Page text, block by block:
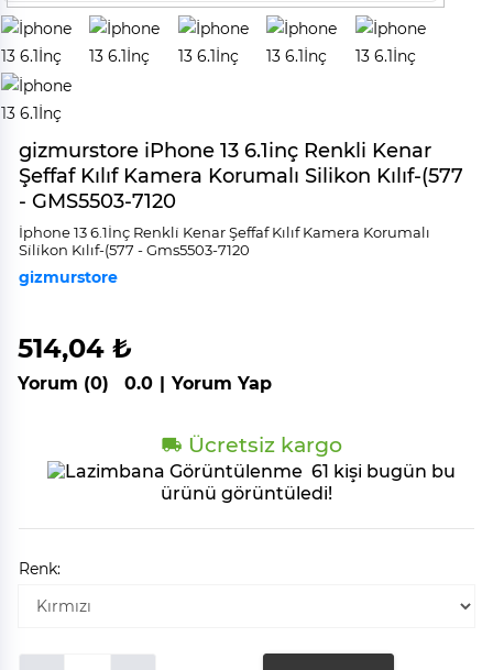
gizmurstore iPhone 13 6.1inç Renkli Kenar
Şeffaf Kılıf Kamera Korumalı Silikon Kılıf-(577
- GMS5503-7120
İphone 13 6.1İnç Renkli̇ Kenar Şeffaf Kılıf Kamera Korumalı
Si̇li̇kon Kılıf-(577 - Gms5503-7120
gizmurstore
514,04 ₺
Yorum (0) 0.0 | Yorum Yap
Ücretsiz kargo
61 kişi bugün bu
ürünü görüntüledi!
Renk: